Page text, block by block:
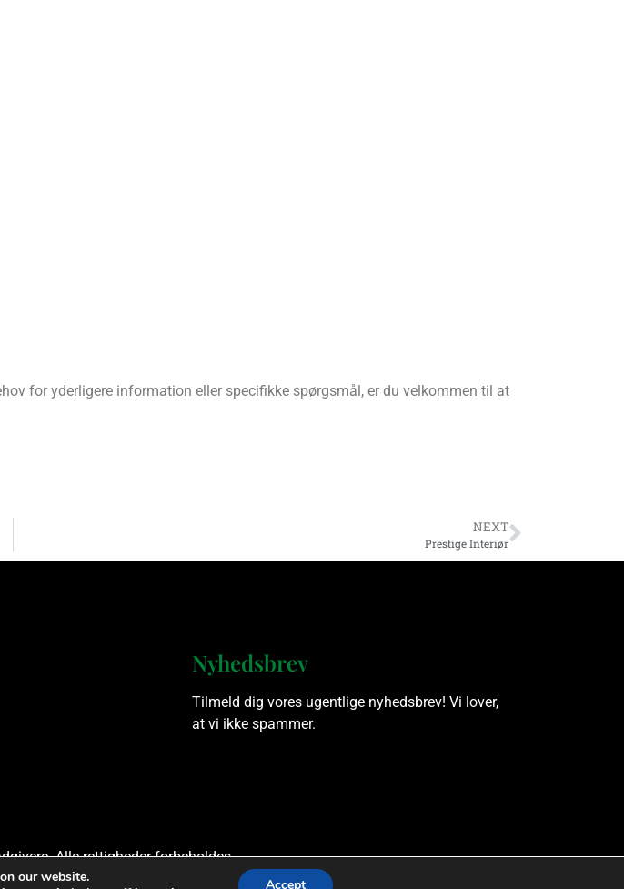
for yderligere information eller specifikke spørgsmål, er du velkommen til at
NEXT
Prestige Interiør
Nyhedsbrev
Tilmeld dig vores ugentlige nyhedsbrev! Vi lover,
at vi ikke spammer.
Alle rettigheder forbeholdes.
our website.
Accept